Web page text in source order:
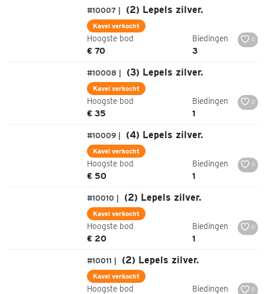
#10007 | (2) Lepels zilver.
Kavel verkocht
Hoogste bod
€ 70
Biedingen
3
0
#10008 | (3) Lepels zilver.
Kavel verkocht
Hoogste bod
€ 35
Biedingen
1
0
#10009 | (4) Lepels zilver.
Kavel verkocht
Hoogste bod
€ 50
Biedingen
1
0
#10010 | (2) Lepels zilver.
Kavel verkocht
Hoogste bod
€ 20
Biedingen
1
0
#10011 | (2) Lepels zilver.
Kavel verkocht
Hoogste bod Biedingen 0